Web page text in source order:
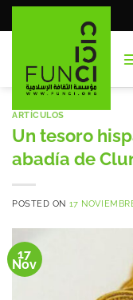
Saltar
al
ARTÍCULOS
Un tesoro
abadía de
POSTED ON 17
17
Nov